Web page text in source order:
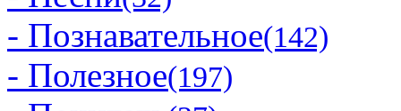
- Познавательное(142)
- Полезное(197)